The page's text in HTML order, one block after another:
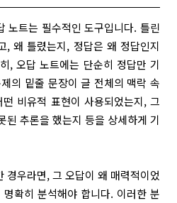
노트는 필수적인 도구입니다. 틀린
, 왜 틀렸는지, 정답은 왜 정답인지
, 오답 노트에는 단순히 정답만 기
의 밑줄 문장이 글 전체의 맥락 속
비유적 표현이 사용되었는지, 그
된 추론을 했는지 등을 상세하게 기
경우라면, 그 오답이 왜 매력적이었
확히 분석해야 합니다. 이러한 분